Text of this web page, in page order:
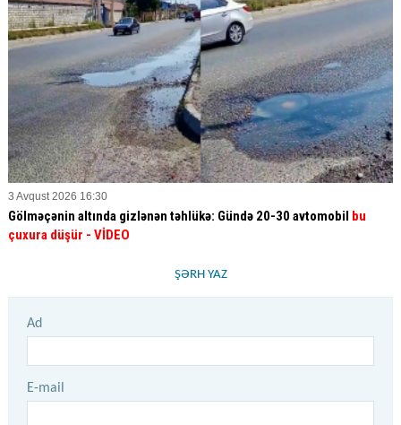
3 Avqust 2026 16:30
Gölməçənin altında gizlənən təhlükə: Gündə 20-30 avtomobil
bu
çuxura düşür - VİDEO
ŞƏRH YAZ
Ad
E-mail